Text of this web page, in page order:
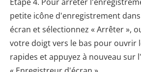
petite icône d'enregistrement
écran et sélectionnez « Arrêter »,
votre doigt vers le bas pour ouvrir
rapides et appuyez à nouveau sur